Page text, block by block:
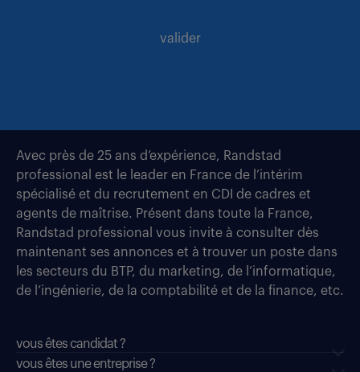
valider
Avec près de 25 ans d’expérience, Randstad
professional est le leader en France de l’intérim
spécialisé et du recrutement en CDI de cadres et
agents de maîtrise. Présent dans toute la France,
Randstad professional vous invite à consulter dès
maintenant ses annonces et à trouver un poste dans
les secteurs du BTP, du marketing, de l’informatique,
de l’ingénierie, de la comptabilité et de la finance, etc.
vous êtes candidat ?
vous êtes une entreprise ?